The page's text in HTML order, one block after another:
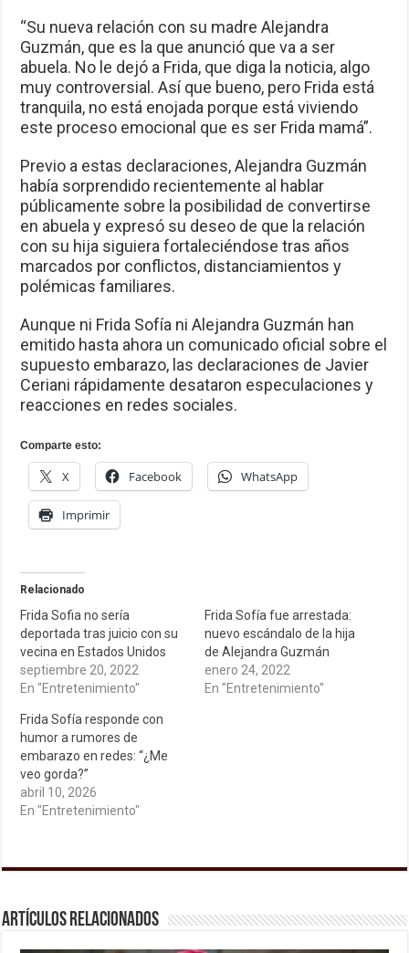
“Su nueva relación con su madre Alejandra
Guzmán, que es la que anunció que va a ser
abuela. No le dejó a Frida, que diga la noticia, algo
muy controversial. Así que bueno, pero Frida está
tranquila, no está enojada porque está viviendo
este proceso emocional que es ser Frida mamá”.
Previo a estas declaraciones, Alejandra Guzmán
había sorprendido recientemente al hablar
públicamente sobre la posibilidad de convertirse
en abuela y expresó su deseo de que la relación
con su hija siguiera fortaleciéndose tras años
marcados por conflictos, distanciamientos y
polémicas familiares.
Aunque ni Frida Sofía ni Alejandra Guzmán han
emitido hasta ahora un comunicado oficial sobre el
supuesto embarazo, las declaraciones de Javier
Ceriani rápidamente desataron especulaciones y
reacciones en redes sociales.
Comparte esto:
X Facebook WhatsApp
Imprimir
Relacionado
Frida Sofia no sería
deportada tras juicio con su
vecina en Estados Unidos
septiembre 20, 2022
En "Entretenimiento"
Frida Sofía fue arrestada:
nuevo escándalo de la hija
de Alejandra Guzmán
enero 24, 2022
En "Entretenimiento"
Frida Sofía responde con
humor a rumores de
embarazo en redes: “¿Me
veo gorda?”
abril 10, 2026
En "Entretenimiento"
Artículos relacionados